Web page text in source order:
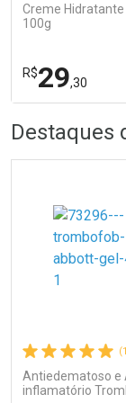
Creme Hidratante
100g
R$29,30
Laboratório
Comprar sem
Por R$ 29,30/
Por Menos
Comprar sem
Por R$ 29,30/
Destaques
Antiedematoso e
inflamatório